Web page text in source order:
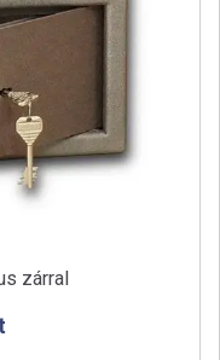
zárral